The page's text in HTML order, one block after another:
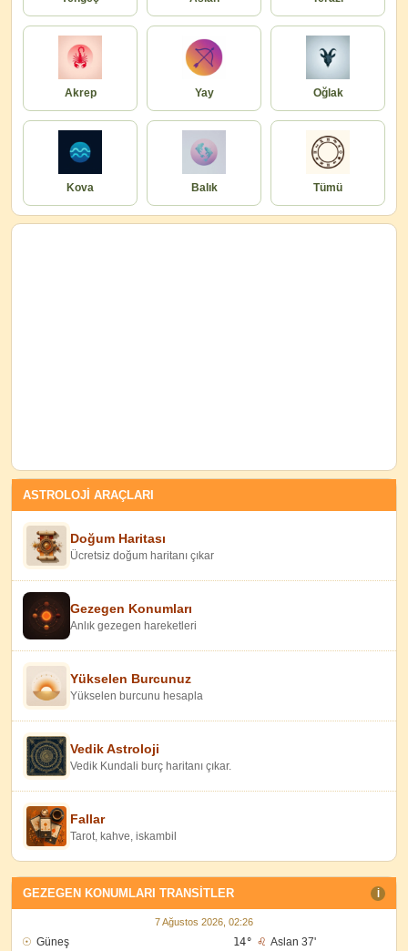
Akrep Yay Oğlak
Kova Balık Tümü
ASTROLOJİ ARAÇLARI
Doğum Haritası
Ücretsiz doğum haritanı çıkar
Gezegen Konumları
Anlık gezegen hareketleri
Yükselen Burcunuz
Yükselen burcunu hesapla
Vedik Astroloji
Vedik Kundali burç haritanı çıkar.
Fallar
Tarot, kahve, iskambil
GEZEGEN KONUMLARI TRANSITLER I
7 Ağustos 2026, 02:26
☉ Güneş 14° ♌ Aslan 37'